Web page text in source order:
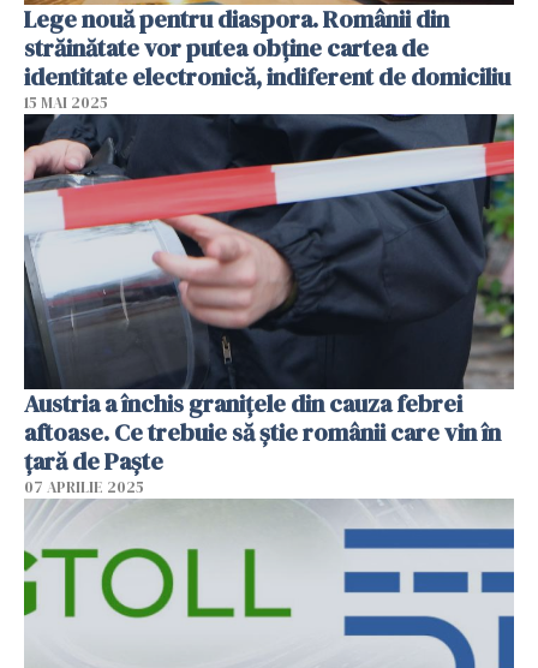
Lege nouă pentru diaspora. Românii din
străinătate vor putea obține cartea de
identitate electronică, indiferent de domiciliu
15 MAI 2025
Austria a închis granițele din cauza febrei
aftoase. Ce trebuie să știe românii care vin în
țară de Paște
07 APRILIE 2025